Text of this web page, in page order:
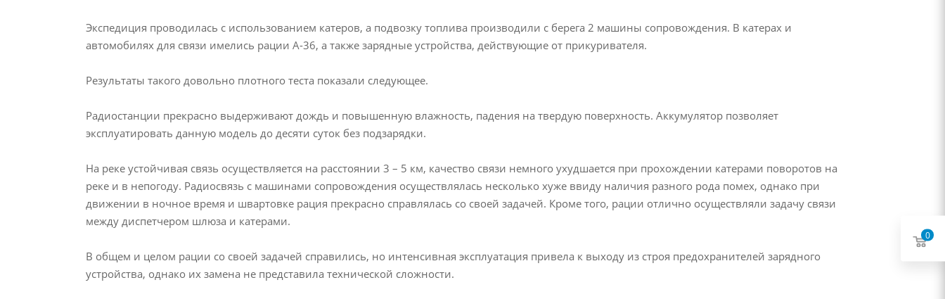
Экспедиция проводилась с использованием катеров, а подвозку топлива производили с берега 2 машины сопровождения. В катерах и
автомобилях для связи имелись рации А-36, а также зарядные устройства, действующие от прикуривателя.
Результаты такого довольно плотного теста показали следующее.
Радиостанции прекрасно выдерживают дождь и повышенную влажность, падения на твердую поверхность. Аккумулятор позволяет
эксплуатировать данную модель до десяти суток без подзарядки.
На реке устойчивая связь осуществляется на расстоянии 3 – 5 км, качество связи немного ухудшается при прохождении катерами поворотов на
реке и в непогоду. Радиосвязь с машинами сопровождения осуществлялась несколько хуже ввиду наличия разного рода помех, однако при
движении в ночное время и швартовке рация прекрасно справлялась со своей задачей. Кроме того, рации отлично осуществляли задачу связи
между диспетчером шлюза и катерами.
В общем и целом рации со своей задачей справились, но интенсивная эксплуатация привела к выходу из строя предохранителей зарядного
устройства, однако их замена не представила технической сложности.
0